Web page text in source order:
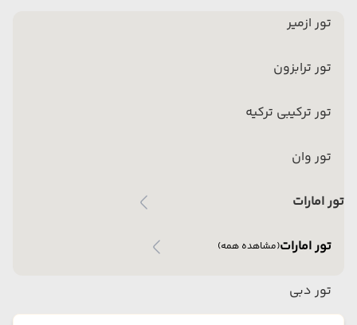
تور ازمیر
تور ترابزون
تور ترکیبی ترکیه
تور وان
تور امارات
تور امارات(مشاهده همه)
تور دبی